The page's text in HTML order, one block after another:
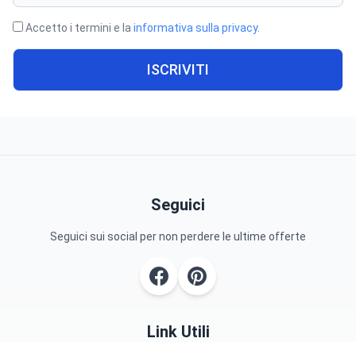
Accetto i termini e la informativa sulla privacy.
ISCRIVITI
Seguici
Seguici sui social per non perdere le ultime offerte
Link Utili